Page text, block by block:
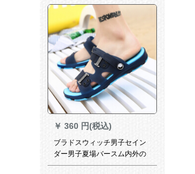
￥ 360 円(税込)
ブラドスウィッチ男子セイン
ダー男子夏場バースム内外の
ビターブーツ男性穴靴の1つ1